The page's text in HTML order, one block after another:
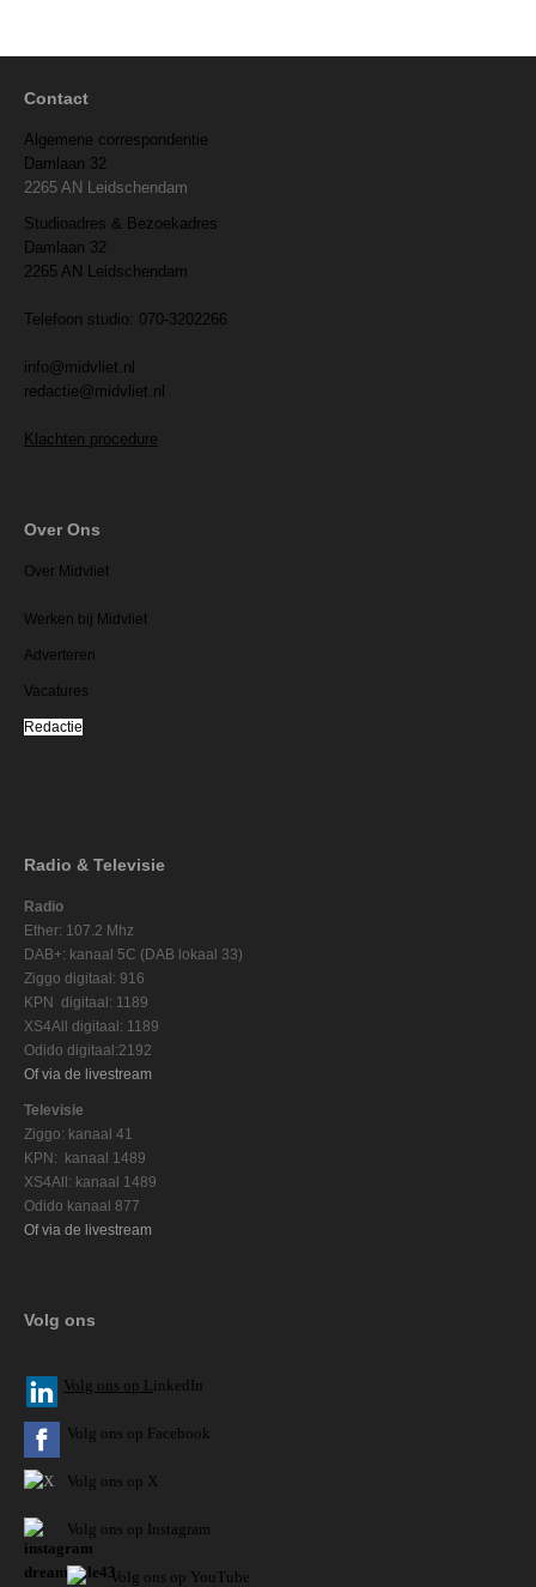
Contact
Algemene correspondentie
Damlaan 32
2265 AN Leidschendam
Studioadres & Bezoekadres
Damlaan 32
2265 AN Leidschendam
Telefoon studio: 070-3202266
info@midvliet.nl
redactie@midvliet.nl
Klachten procedure
Over Ons
Over Midvliet
Werken bij Midvliet
Adverteren
Vacatures
Redactie
Radio & Televisie
Radio
Ether: 107.2 Mhz
DAB+: kanaal 5C (DAB lokaal 33)
Ziggo digitaal: 916
KPN digitaal: 1189
XS4All digitaal: 1189
Odido digitaal:2192
Of via de livestream
Televisie
Ziggo: kanaal 41
KPN: kanaal 1489
XS4All: kanaal 1489
Odido kanaal 877
Of via de livestream
Volg ons
Volg ons op L inkedIn
Volg ons op Facebook
Volg ons op X
Volg ons op Instagram
Volg ons op YouTube